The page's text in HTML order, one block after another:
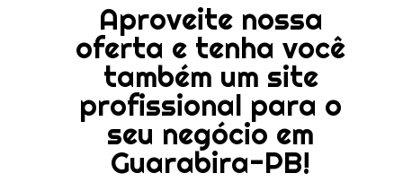
Aproveite nossa
oferta e tenha você
também um site
profissional para o
seu negócio em
Guarabira-PB!